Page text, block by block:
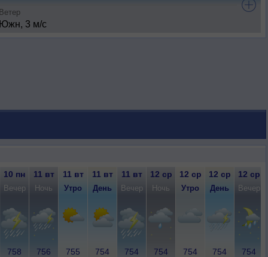
Ветер
Южн, 3 м/с
10 пн 11 вт 11 вт 11 вт 11 вт 12 ср 12 ср 12 ср 12 ср
Вечер Ночь Утро День Вечер Ночь Утро День Вечер
758 756 755 754 754 754 754 754 754